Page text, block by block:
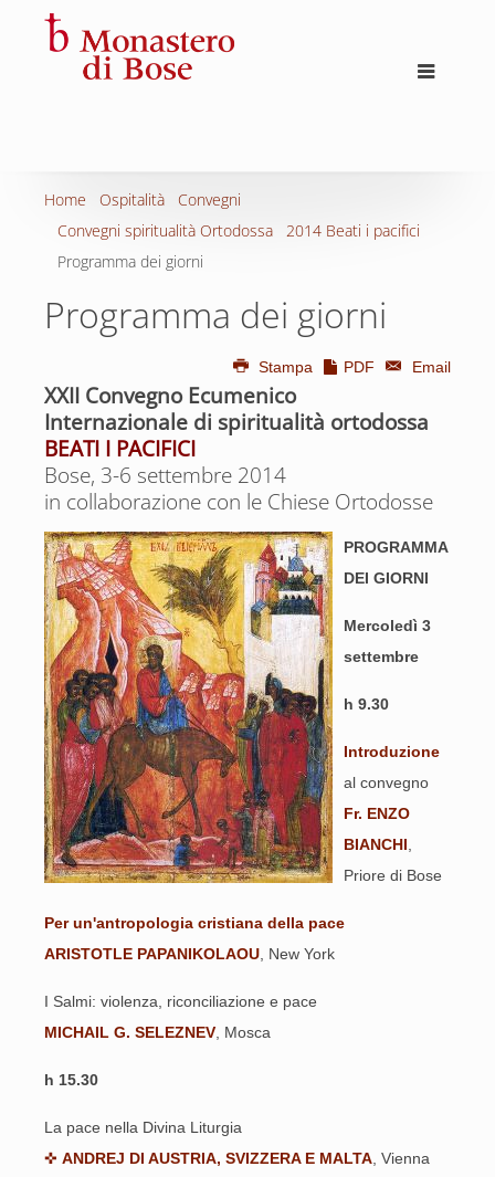
Home Ospitalità
Convegni
Convegni spiritualità Ortodossa
2014 Beati i pacifici
Programma dei giorni
Programma dei giorni
Stampa PDF Email
XXII Convegno Ecumenico
Internazionale di spiritualità ortodossa
BEATI I PACIFICI
Bose, 3-6 settembre 2014
in collaborazione con le Chiese Ortodosse
PROGRAMMA
DEI GIORNI
Mercoledì 3
settembre
h 9.30
Introduzione
al convegno
Fr. ENZO
BIANCHI
Priore di Bose
Per un'antropologia cristiana della pace
ARISTOTLE PAPANIKOLAOU , New York
I Salmi: violenza, riconciliazione e pace
MICHAIL G. SELEZNEV , Mosca
h 15.30
La pace nella Divina Liturgia
✜ ANDREJ DI AUSTRIA, SVIZZERA E MALTA , Vienna